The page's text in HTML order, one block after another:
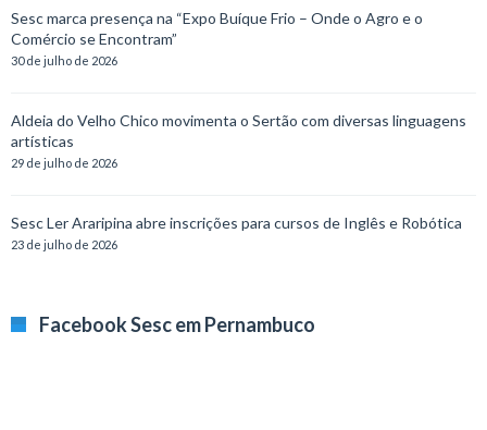
Sesc marca presença na “Expo Buíque Frio – Onde o Agro e o
Comércio se Encontram”
30 de julho de 2026
Aldeia do Velho Chico movimenta o Sertão com diversas linguagens
artísticas
29 de julho de 2026
Sesc Ler Araripina abre inscrições para cursos de Inglês e Robótica
23 de julho de 2026
Facebook Sesc em Pernambuco